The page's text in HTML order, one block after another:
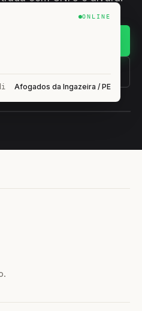
8838
ONLINE
Afogados da Ingazeira / PE